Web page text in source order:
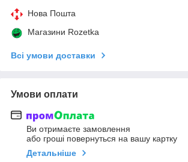
Нова Пошта
Магазини Rozetka
Всі умови доставки
Умови оплати
Ви отримаєте замовлення
або гроші повернуться на вашу картку
Детальніше